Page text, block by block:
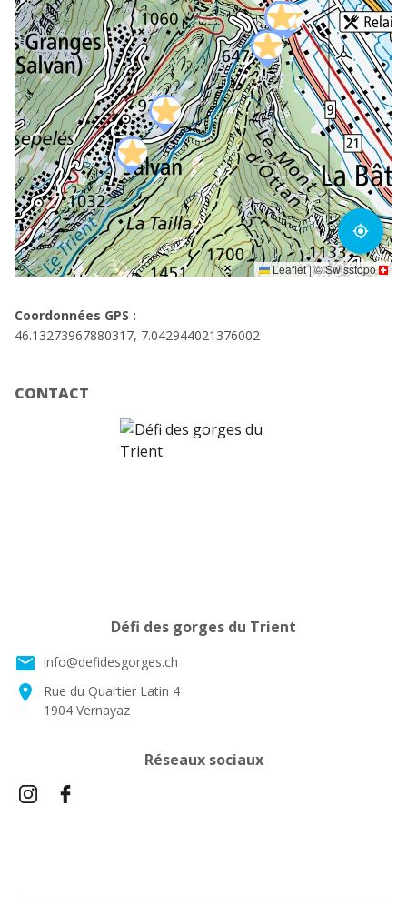
my_location
Leaflet|©Swisstopo
Coordonnées GPS :
46.13273967880317, 7.042944021376002
CONTACT
Défi des gorges du Trient
email info@defidesgorges.ch
location_on
Rue du Quartier Latin 4
1904 Vernayaz
Réseaux sociaux